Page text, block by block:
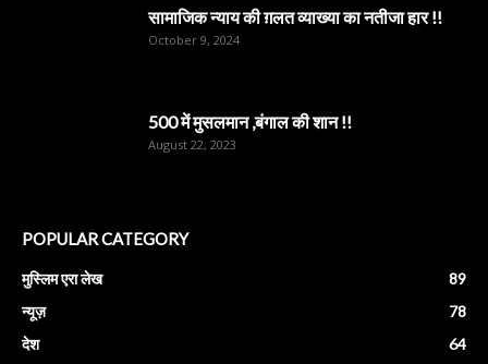
सामाजिक न्याय की ग़लत व्याख्या का नतीजा हार !!
October 9, 2024
500 में मुसलमान ,बंगाल की शान !!
August 22, 2023
POPULAR CATEGORY
मुस्लिम एरा लेख
89
न्यूज़
78
देश
64